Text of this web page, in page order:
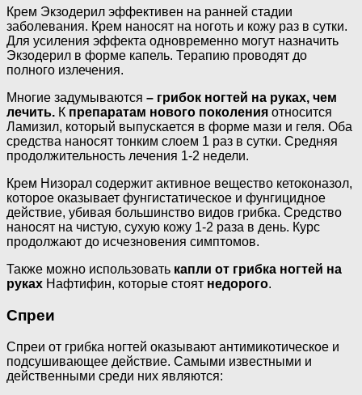
Крем Экзодерил эффективен на ранней стадии
заболевания. Крем наносят на ноготь и кожу раз в сутки.
Для усиления эффекта одновременно могут назначить
Экзодерил в форме капель. Терапию проводят до
полного излечения.
Многие задумываются – грибок ногтей на руках, чем
лечить. К препаратам нового поколения относится
Ламизил, который выпускается в форме мази и геля. Оба
средства наносят тонким слоем 1 раз в сутки. Средняя
продолжительность лечения 1-2 недели.
Крем Низорал содержит активное вещество кетоконазол,
которое оказывает фунгистатическое и фунгицидное
действие, убивая большинство видов грибка. Средство
наносят на чистую, сухую кожу 1-2 раза в день. Курс
продолжают до исчезновения симптомов.
Также можно использовать капли от грибка ногтей на
руках Нафтифин, которые стоят недорого.
Спреи
Спреи от грибка ногтей оказывают антимикотическое и
подсушивающее действие. Самыми известными и
действенными среди них являются: